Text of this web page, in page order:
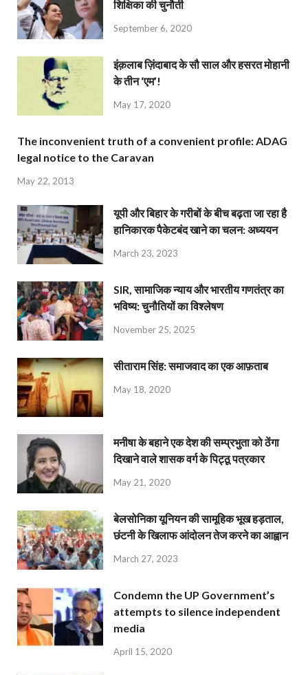
शिक्षिका की चुनौती
September 6, 2020
इंक़लाब ज़िंदाबाद के सौ साल और हसरत मोहानी
के तीन ‘एम’!
May 17, 2020
The inconvenient truth of a convenient profile: ADAG
legal notice to the Caravan
May 22, 2013
यूपी और बिहार के गरीबों के बीच बढ़ता जा रहा है
हानिकारक पैकेटबंद खाने का चलन: अध्ययन
March 23, 2023
SIR, सामाजिक न्याय और भारतीय गणतंत्र का
भविष्य: चुनौतियों का विश्लेषण
November 25, 2025
सीताराम सिंह: समाजवाद का एक आफ़ताब
May 18, 2020
मनीषा के बहाने एक देश की सम्प्रभुता को ठेंगा
दिखाने वाले शासक वर्ग के पिट्ठू पत्रकार
May 21, 2020
बेलसोनिका यूनियन की सामूहिक भूख हड़ताल,
छंटनी के खिलाफ आंदोलन तेज करने का आह्वान
March 27, 2023
Condemn the UP Government’s
attempts to silence independent
media
April 15, 2020